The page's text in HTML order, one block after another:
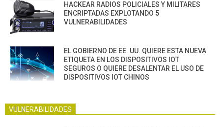
HACKEAR RADIOS POLICIALES Y MILITARES
ENCRIPTADAS EXPLOTANDO 5
VULNERABILIDADES
EL GOBIERNO DE EE. UU. QUIERE ESTA NUEVA
ETIQUETA EN LOS DISPOSITIVOS IOT
SEGUROS O QUIERE DESALENTAR EL USO DE
DISPOSITIVOS IOT CHINOS
VULNERABILIDADES